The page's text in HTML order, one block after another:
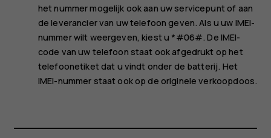
het nummer mogelijk ook aan uw servicepunt of aan
de leverancier van uw telefoon geven. Als u uw IMEI-
nummer wilt weergeven, kiest u *#06#. De IMEI-
code van uw telefoon staat ook afgedrukt op het
telefoonetiket dat u vindt onder de batterij. Het
IMEI-nummer staat ook op de originele verkoopdoos.